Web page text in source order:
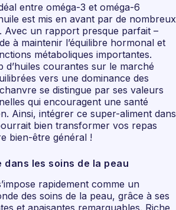
entre oméga-3 et oméga-6
est mis en avant par de nombreux
Avec un rapport presque parfait –
à maintenir l’équilibre hormonal et
métaboliques importantes.
d’huiles courantes sur le marché
vers une dominance des
se distingue par ses valeurs
qui encouragent une santé
Ainsi, intégrer ce super-aliment dans
bien transformer vos repas
bien-être général !
dans les soins de la peau
rapidement comme un
des soins de la peau, grâce à ses
et apaisantes remarquables. Riche